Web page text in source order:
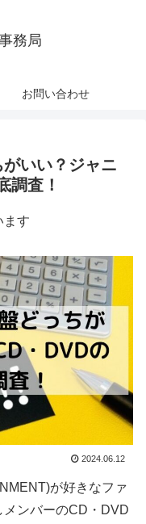
務局
お問い合わせ
いい？ジャニ
調査！
ます
2024.06.12
が好きなファ
メンバーのCD・DVD